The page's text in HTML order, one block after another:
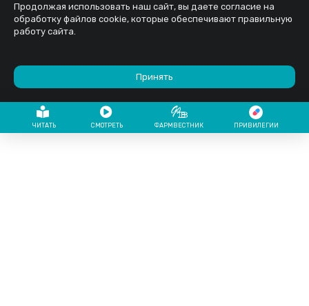
Продолжая использовать наш сайт, вы даете согласие на
обработку файлов cookie, которые обеспечивают правильную
работу сайта.
Принять
ЧИТАТЬ СМОТРЕТЬ ФАРМВЕСТНИК ПРИВИЛЕГИИ